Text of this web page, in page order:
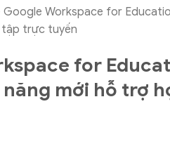
Google Workspace for
trực tuyến
for
mới hỗ trợ